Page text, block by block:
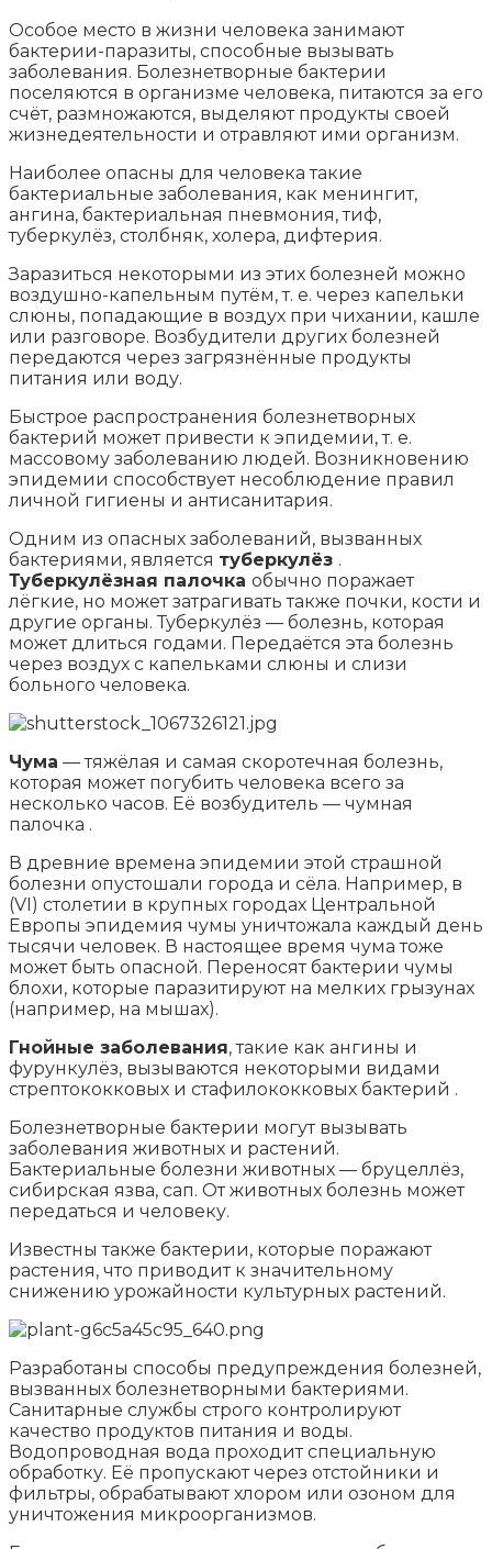
Особое место в жизни человека занимают
бактерии-паразиты, способные вызывать
заболевания. Болезнетворные бактерии
поселяются в организме человека, питаются за его
счёт, размножаются, выделяют продукты своей
жизнедеятельности и отравляют ими организм.
Наиболее опасны для человека такие
бактериальные заболевания, как менингит,
ангина, бактериальная пневмония, тиф,
туберкулёз, столбняк, холера, дифтерия.
Заразиться некоторыми из этих болезней можно
воздушно-капельным путём, т. е. через капельки
слюны, попадающие в воздух при чихании, кашле
или разговоре. Возбудители других болезней
передаются через загрязнённые продукты
питания или воду.
Быстрое распространения болезнетворных
бактерий может привести к эпидемии, т. е.
массовому заболеванию людей. Возникновению
эпидемии способствует несоблюдение правил
личной гигиены и антисанитария.
Одним из опасных заболеваний, вызванных
бактериями, является туберкулёз .
Туберкулёзная палочка обычно поражает
лёгкие, но может затрагивать также почки, кости и
другие органы. Туберкулёз — болезнь, которая
может длиться годами. Передаётся эта болезнь
через воздух с капельками слюны и слизи
больного человека.
Чума — тяжёлая и самая скоротечная болезнь,
которая может погубить человека всего за
несколько часов. Её возбудитель — чумная
палочка .
В древние времена эпидемии этой страшной
болезни опустошали города и сёла. Например, в
(VI) столетии в крупных городах Центральной
Европы эпидемия чумы уничтожала каждый день
тысячи человек. В настоящее время чума тоже
может быть опасной. Переносят бактерии чумы
блохи, которые паразитируют на мелких грызунах
(например, на мышах).
Гнойные заболевания, такие как ангины и
фурункулёз, вызываются некоторыми видами
стрептококковых и стафилококковых бактерий .
Болезнетворные бактерии могут вызывать
заболевания животных и растений.
Бактериальные болезни животных — бруцеллёз,
сибирская язва, сап. От животных болезнь может
передаться и человеку.
Известны также бактерии, которые поражают
растения, что приводит к значительному
снижению урожайности культурных растений.
Разработаны способы предупреждения болезней,
вызванных болезнетворными бактериями.
Санитарные службы строго контролируют
качество продуктов питания и воды.
Водопроводная вода проходит специальную
обработку. Её пропускают через отстойники и
фильтры, обрабатывают хлором или озоном для
уничтожения микроорганизмов.